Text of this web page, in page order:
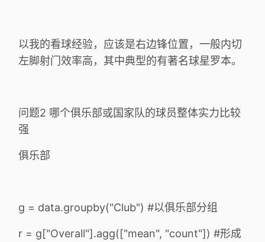
以我的看球经验，应该是右边锋位置，一般内切
左脚射门效率高，其中典型的有著名球星罗本。
问题2 哪个俱乐部或国家队的球员整体实力比较
强
俱乐部
g = data.groupby("Club") #以俱乐部分组
r = g["Overall"].agg(["mean", "count"]) #形成